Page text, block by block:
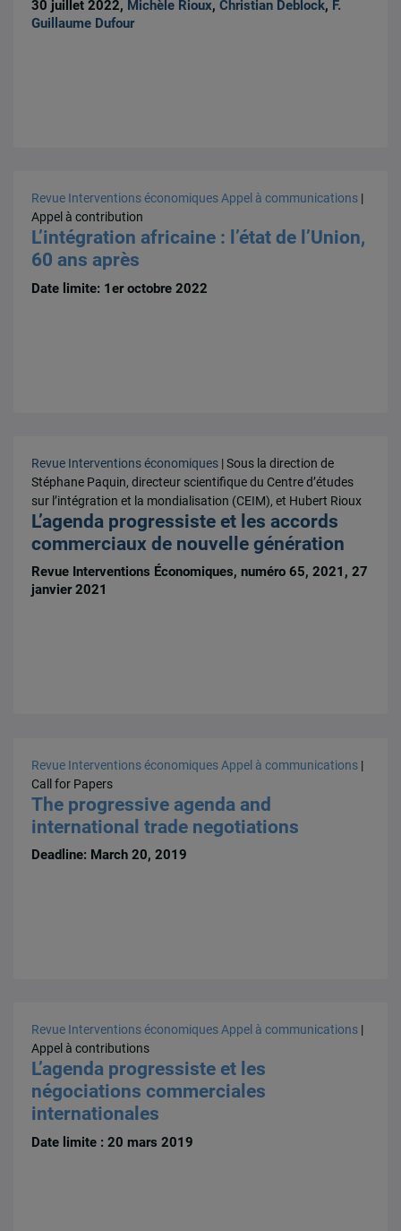
30 juillet 2022, Michèle Rioux,Christian Deblock, F.
Guillaume Dufour
Revue Interventions économiquesAppel à communications |
Appel à contribution
L’intégration africaine : l’état de l’Union,
60 ans après
Date limite: 1er octobre 2022
Revue Interventions économiques | Sous la direction de
Stéphane Paquin, directeur scientifique du Centre d’études
sur l’intégration et la mondialisation (CEIM), et Hubert Rioux
L’agenda progressiste et les accords
commerciaux de nouvelle génération
Revue Interventions Économiques, numéro 65, 2021, 27
janvier 2021
Revue Interventions économiques Appel à communications |
Call for Papers
The progressive agenda and
international trade negotiations
Deadline: March 20, 2019
Revue Interventions économiquesAppel à communications |
Appel à contributions
L’agenda progressiste et les
négociations commerciales
internationales
Date limite : 20 mars 2019